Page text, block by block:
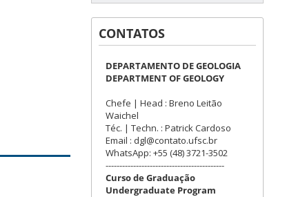
CONTATOS
DEPARTAMENTO DE GEOLOGIA
DEPARTMENT OF GEOLOGY
Chefe | Head : Breno Leitão
Waichel
Téc. | Techn. : Patrick Cardoso
Email : dgl@contato.ufsc.br
WhatsApp: +55 (48) 3721-3502
-------------------------------------------
Curso de Graduação
Undergraduate Program